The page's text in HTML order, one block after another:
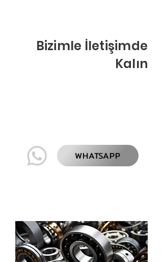
Bizimle İletişimde
Kalın
WHATSAPP